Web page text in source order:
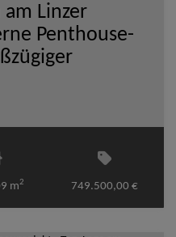
Linzer
Penthouse-
m2 749.500,00 €